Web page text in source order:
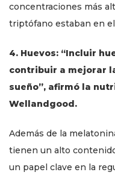
concentraciones más
triptófano estaban en el
4. Huevos: “Incluir
contribuir a mejorar
sueño”, afirmó la
Wellandgood.
Además de la
tienen un alto
un papel clave en la